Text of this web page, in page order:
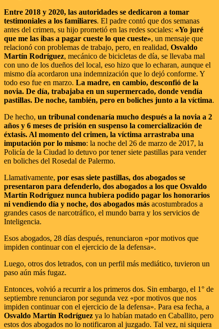
Entre 2018 y 2020, las autoridades se dedicaron a tomar
testimoniales a los familiares. El padre contó que dos semanas
antes del crimen, su hijo prometió en las redes sociales: «Yo juré
que me las ibas a pagar cueste lo que cueste», un mensaje que
relacionó con problemas de trabajo, pero, en realidad, Osvaldo
Martín Rodríguez, mecánico de bicicletas de día, se llevaba mal
con uno de los dueños del local, eso hizo que lo echaran, aunque el
mismo día acordaron una indemnización que lo dejó conforme. Y
todo eso fue en marzo. La madre, en cambio, desconfió de la
novia. De día, trabajaba en un supermercado, donde vendía
pastillas. De noche, también, pero en boliches junto a la víctima.
De hecho, un tribunal condenaría mucho después a la novia a 2
años y 6 meses de prisión en suspenso la comercialización de
éxtasis. Al momento del crimen, la víctima arrastraba una
imputación por lo mismo: la noche del 26 de marzo de 2017, la
Policía de la Ciudad lo detuvo por tener siete pastillas para vender
en boliches del Rosedal de Palermo.
Llamativamente, por esas siete pastillas, dos abogados se
presentaron para defenderlo, dos abogados a los que Osvaldo
Martín Rodríguez nunca hubiera podido pagar los honorarios
ni vendiendo día y noche, dos abogados más acostumbrados a
grandes casos de narcotráfico, el mundo barra y los servicios de
Inteligencia.
Esos abogados, 28 días después, renunciaron «por motivos que
impiden continuar con el ejercicio de la defensa».
Luego, otros dos letrados, con un perfil más mediático, tuvieron un
paso aún más fugaz.
Entonces, volvió a recurrir a los primeros dos. Sin embargo, el 1° de
septiembre renunciaron por segunda vez «por motivos que nos
impiden continuar con el ejercicio de la defensa». Para esa fecha, a
Osvaldo Martín Rodríguez ya lo habían matado en Caballito, pero
estos dos abogados no lo notificaron al juzgado. Tal vez, ni siquiera